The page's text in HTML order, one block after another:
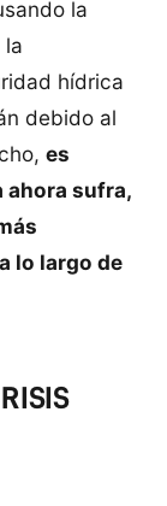
la
la
hídrica
debido al
es
ahora sufra,
lo largo de